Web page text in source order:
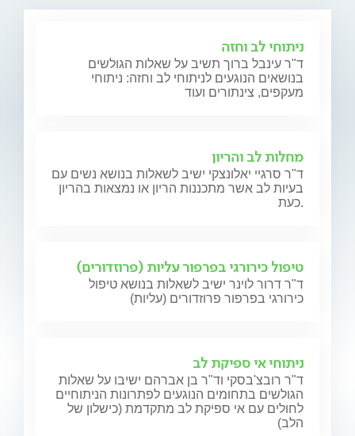
ניתוחי לב וחזה
ד"ר עינבל ברוך תשיב על שאלות הגולשים
בנושאים הנוגעים לניתוחי לב וחזה: ניתוחי
מעקפים, צינתורים ועוד
מחלות לב והריון
ד"ר סרגיי יאלונצקי ישיב לשאלות בנושא נשים עם
בעיות לב אשר מתכננות הריון או נמצאות בהריון
כעת.
טיפול כירורגי בפרפור עליות (פרוזדורים)
ד"ר דרור לוינר ישיב לשאלות בנושא טיפול
כירורגי בפרפור פרוזדורים (עליות)
ניתוחי אי ספיקת לב
ד"ר רובצ'בסקי וד"ר בן אברהם ישיבו על שאלות
הגולשים בתחומים הנוגעים לפתרונות הניתוחיים
לחולים עם אי ספיקת לב מתקדמת (כישלון של
הלב)